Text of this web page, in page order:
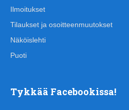
Ilmoitukset
Tilaukset ja osoitteenmuutokset
Näköislehti
Puoti
Tykkää Facebookissa!